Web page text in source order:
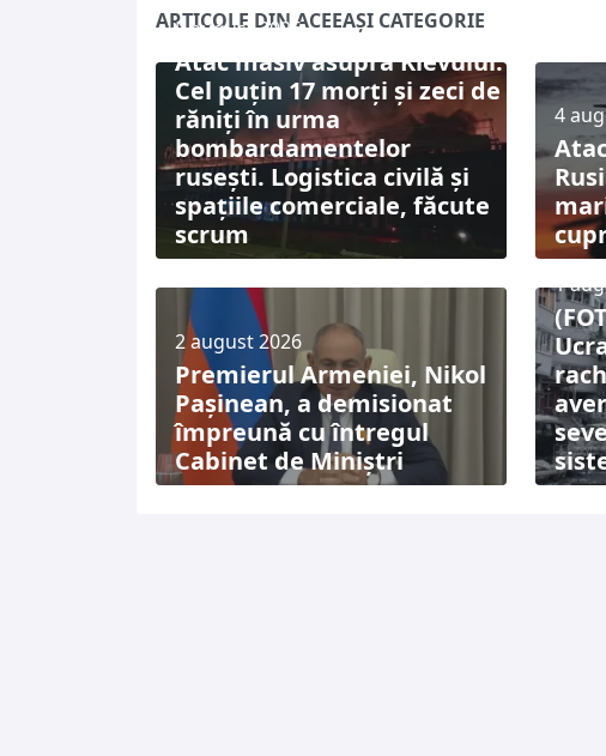
ARTICOLE DIN ACEEAȘI CATEGORIE
5 august 2026
Atac masiv asupra Kievului:
Cel puțin 17 morți și zeci de
răniți în urma
bombardamentelor
rusești. Logistica civilă și
spațiile comerciale, făcute
scrum
4
2 august 2026
Premierul Armeniei, Nikol
Pașinean, a demisionat
împreună cu întregul
Cabinet de Miniștri
1